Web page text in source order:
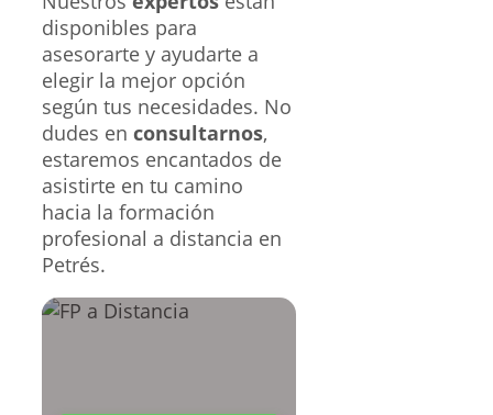
disponibles para
asesorarte y ayudarte a
elegir la mejor opción
según tus necesidades. No
dudes en consultarnos,
estaremos encantados de
asistirte en tu camino
hacia la formación
profesional a distancia en
Petrés.